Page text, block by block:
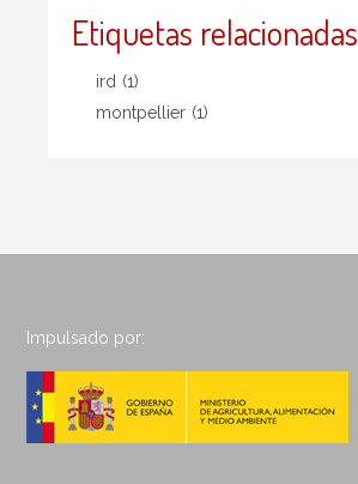
Etiquetas relacionadas
ird (1)
montpellier (1)
Impulsado por: